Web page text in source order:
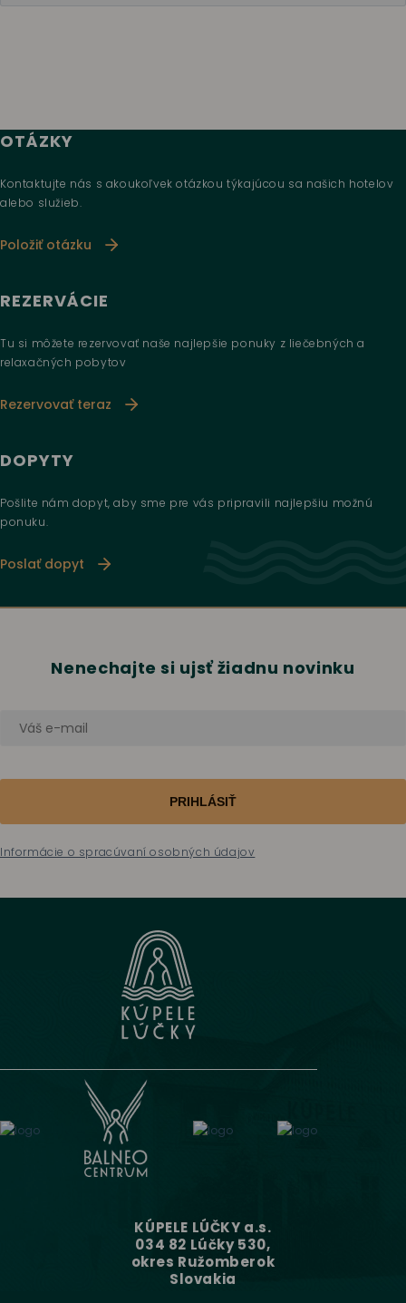
OTÁZKY
Kontaktujte nás s akoukoľvek otázkou týkajúcou sa našich hotelov
alebo služieb.
Položiť otázku
REZERVÁCIE
Tu si môžete rezervovať naše najlepšie ponuky z liečebných a
relaxačných pobytov
Rezervovať teraz
DOPYTY
Pošlite nám dopyt, aby sme pre vás pripravili najlepšiu možnú
ponuku.
Poslať dopyt
Nenechajte si ujsť žiadnu novinku
PRIHLÁSIŤ
Informácie o spracúvaní osobných údajov
KÚPELE LÚČKY a.s.
034 82 Lúčky 530,
okres Ružomberok
Slovakia